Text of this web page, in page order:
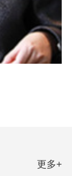
更多+